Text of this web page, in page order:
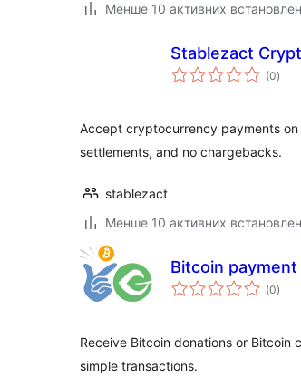
Менше 10 активних
Stablezact
(0)
Accept cryptocurrency payments
settlements, and no chargebacks.
stablezact
Менше 10 активних
Bitcoin payment
(0)
Receive Bitcoin donations or Bitcoin
simple transactions.